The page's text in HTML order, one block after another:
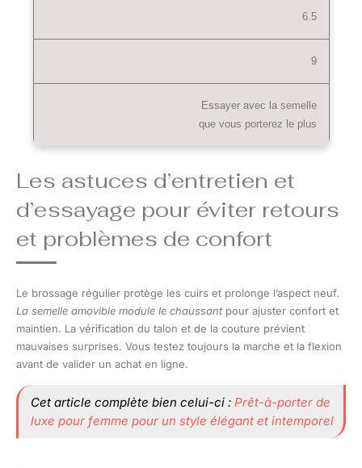
6.5
9
Essayer avec la semelle
que vous porterez le plus
Les astuces d’entretien et
d’essayage pour éviter retours
et problèmes de confort
Le brossage régulier protège les cuirs et prolonge l’aspect neuf.
La semelle amovible module le chaussantpour ajuster confort et
maintien. La vérification du talon et de la couture prévient
mauvaises surprises. Vous testez toujours la marche et la flexion
avant de valider un achat en ligne.
Cet article complète bien celui-ci : Prêt-à-porter de
luxe pour femme pour un style élégant et intemporel